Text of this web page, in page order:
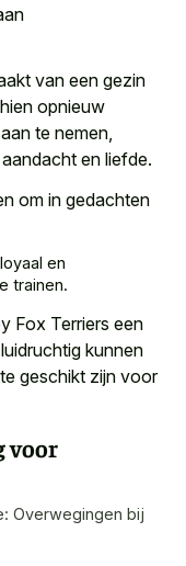
van een gezin
opnieuw
te nemen,
en liefde.
om in gedachten
en
trainen.
Fox Terriers een
kunnen
geschikt zijn voor
voor
Overwegingen bij